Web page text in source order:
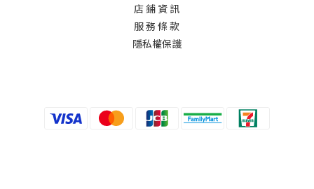
店 鋪 資 訊
服 務 條 款
隱私權保護